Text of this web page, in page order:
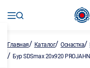
Главная/ Каталог/Оснастка/
/ Бур SDSmax 20х920 PROJAHN